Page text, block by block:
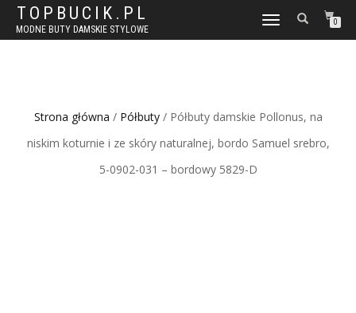
TOPBUCIK.PL
MODNE BUTY DAMSKIE STYLOWE
WŁĄCZ
NAWIGACJĘ
0
Strona główna / Półbuty/ Półbuty damskie Pollonus, na
niskim koturnie i ze skóry naturalnej, bordo Samuel srebro,
5-0902-031 – bordowy 5829-D